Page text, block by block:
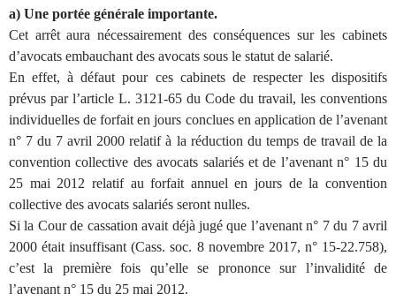
a) Une portée générale importante.
Cet arrêt aura nécessairement des conséquences sur les cabinets
d’avocats embauchant des avocats sous le statut de salarié.
En effet, à défaut pour ces cabinets de respecter les dispositifs
prévus par l’article L. 3121-65 du Code du travail, les conventions
individuelles de forfait en jours conclues en application de l’avenant
n° 7 du 7 avril 2000 relatif à la réduction du temps de travail de la
convention collective des avocats salariés et de l’avenant n° 15 du
25 mai 2012 relatif au forfait annuel en jours de la convention
collective des avocats salariés seront nulles.
Si la Cour de cassation avait déjà jugé que l’avenant n° 7 du 7 avril
2000 était insuffisant (Cass. soc. 8 novembre 2017, n° 15-22.758),
c’est la première fois qu’elle se prononce sur l’invalidité de
l’avenant n° 15 du 25 mai 2012.